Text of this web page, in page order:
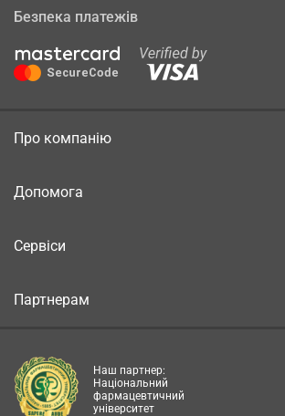
Безпека платежів
Про компанію
Допомога
Сервіси
Партнерам
Наш партнер:
Національний
фармацевтичний
університет